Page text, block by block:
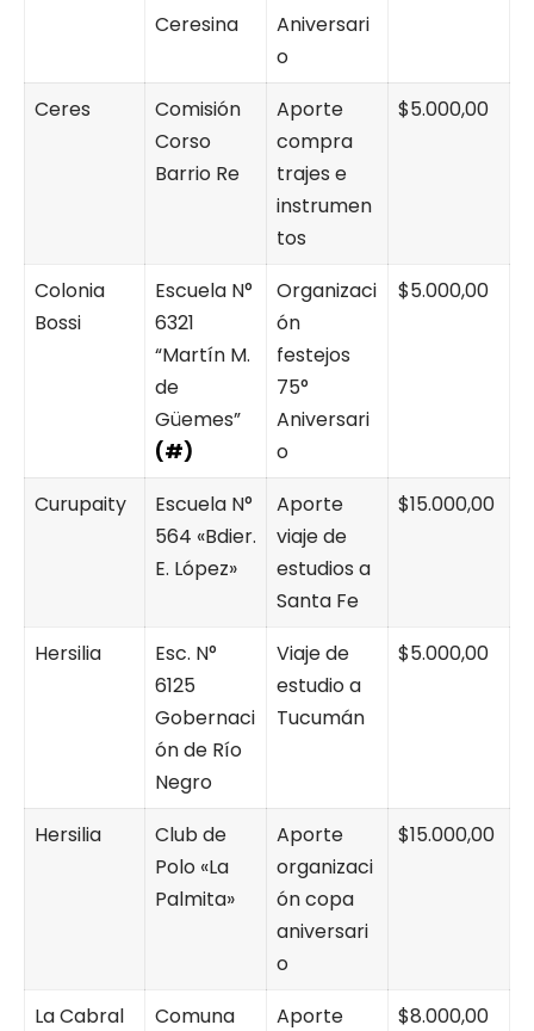
Ceresina
Aniversari
o
Ceres
Comisión
Corso
Barrio Re
Aporte
compra
trajes e
instrumen
tos
$5.000,00
Colonia
Bossi
Escuela N°
6321
“Martín M.
de
Güemes”
(#)
Organizaci
ón
festejos
75°
Aniversari
o
$5.000,00
Curupaity
Escuela N°
564 «Bdier.
E. López»
Aporte
viaje de
estudios a
Santa Fe
$15.000,00
Hersilia
Esc. N°
6125
Gobernaci
ón de Río
Negro
Viaje de
estudio a
Tucumán
$5.000,00
Hersilia
Club de
Polo «La
Palmita»
Aporte
organizaci
ón copa
aniversari
o
$15.000,00
La Cabral
Comuna
Aporte
$8.000,00